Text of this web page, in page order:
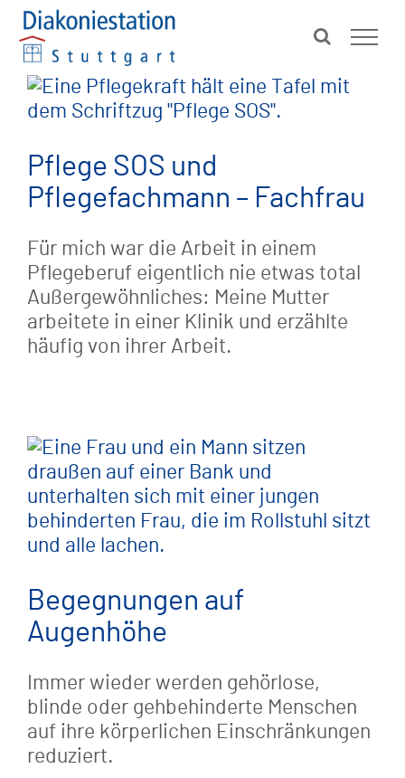
Zum
Inhalt
springen
Pflege SOS und
Pflegefachmann – Fachfrau
Für mich war die Arbeit in einem
Pflegeberuf eigentlich nie etwas total
Außergewöhnliches: Meine Mutter
arbeitete in einer Klinik und erzählte
häufig von ihrer Arbeit.
Begegnungen auf
Augenhöhe
Immer wieder werden gehörlose,
blinde oder gehbehinderte Menschen
auf ihre körperlichen Einschränkungen
reduziert.